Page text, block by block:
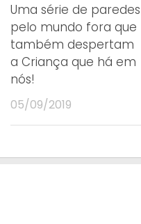
Uma série de paredes
pelo mundo fora que
também despertam
a Criança que há em
nós!
05/09/2019